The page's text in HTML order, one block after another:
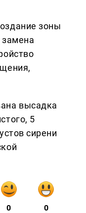
зоны
высадка
5
сирени
0 0